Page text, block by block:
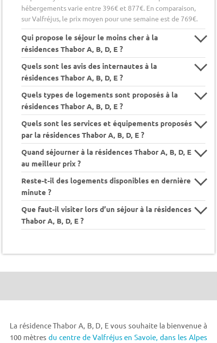
hébergements varie entre 396€ et 877€. En comparaison,
sur Valfréjus, le prix moyen pour une semaine est de 769€.
Qui propose le séjour le moins cher à la
résidences Thabor A, B, D, E ?
Quels sont les avis des internautes à la
résidences Thabor A, B, D, E ?
Quels types de logements sont proposés à la
résidences Thabor A, B, D, E ?
Quels sont les services et équipements proposés
par la résidences Thabor A, B, D, E ?
Quand séjourner à la résidences Thabor A, B, D, E
au meilleur prix ?
Reste-t-il des logements disponibles en dernière
minute ?
Que faut-il visiter lors d’un séjour à la résidences
Thabor A, B, D, E ?
La résidence Thabor A, B, D, E vous souhaite la bienvenue à
100 mètres du centre de Valfréjus en Savoie, dans les Alpes